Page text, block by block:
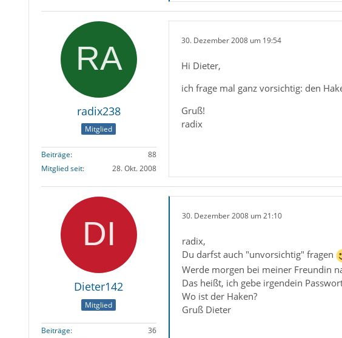
radix238
Mitglied
Beiträge
88
Mitglied seit
28. Okt. 2008
30. Dezember 2008 um 19:54
Hi Dieter,
ich frage mal ganz vorsichtig: den
Gruß!
radix
Dieter142
Mitglied
Beiträge
36
30. Dezember 2008 um 21:10
radix,
Du darfst auch "unvorsichtig" fragen
Werde morgen bei meiner Freundin
Das heißt, ich gebe irgendein
Wo ist der Haken?
Gruß Dieter